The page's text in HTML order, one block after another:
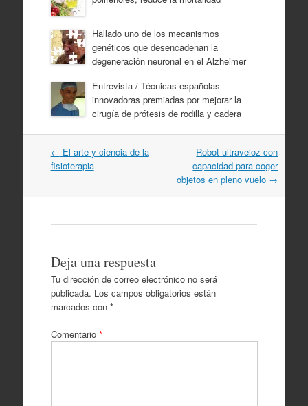
Hallado uno de los mecanismos
genéticos que desencadenan la
degeneración neuronal en el Alzheimer
Entrevista / Técnicas españolas
innovadoras premiadas por mejorar la
cirugía de prótesis de rodilla y cadera
Navegación
por
← El arte y ciencia de la
fisioterapia
Robot ultraveloz con
capacidad para coger
objetos en pleno vuelo →
Deja una respuesta
Tu dirección de correo electrónico no será
publicada. Los campos obligatorios están
marcados con *
Comentario *